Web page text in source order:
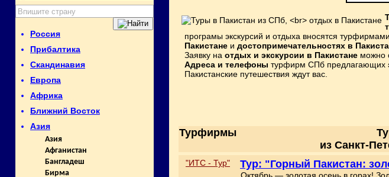
Россия
Прибалтика
Скандинавия
Европа
Африка
Ближний Восток
Азия
Азия
Афганистан
Бангладеш
Бирма
програмы экскурсий и отдыха вносятся
Пакистане и достопримечательностях в
Заявку на отдых и экскурсии в Пакистане можно
Адреса и телефоны турфирм СПб предлагающих
Пакистанские путешествия ждут вас.
Турфирмы
из Санкт-
"ИТС - Тур" Тур: "Горный Пакистан: